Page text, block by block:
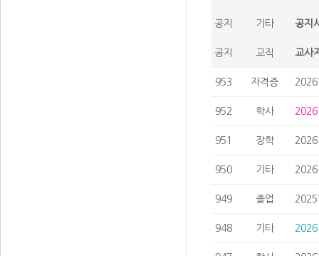
공지 기타 공지
공지 교직 교사
953 자격증 2026
952 학사 2026
951 장학 2026
950 기타 2026
949 졸업 2025
948 기타 2026